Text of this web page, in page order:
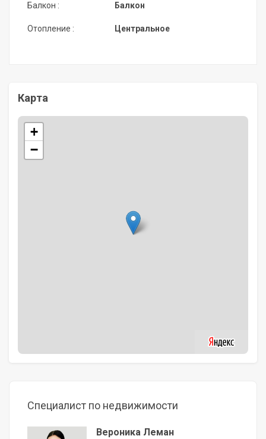
Балкон :
Отопление :
Балкон
Центральное
Карта
+
−
Специалист по недвижимости
Вероника Леман